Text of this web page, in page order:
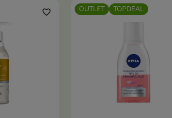
twarzy
favorite_border OUTLET TOPDEAL